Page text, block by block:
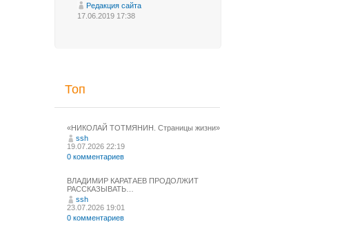
Редакция сайта
17.06.2019 17:38
Топ
«НИКОЛАЙ ТОТМЯНИН. Страницы жизни»
ssh
19.07.2026 22:19
0 комментариев
ВЛАДИМИР КАРАТАЕВ ПРОДОЛЖИТ
РАССКАЗЫВАТЬ…
ssh
23.07.2026 19:01
0 комментариев